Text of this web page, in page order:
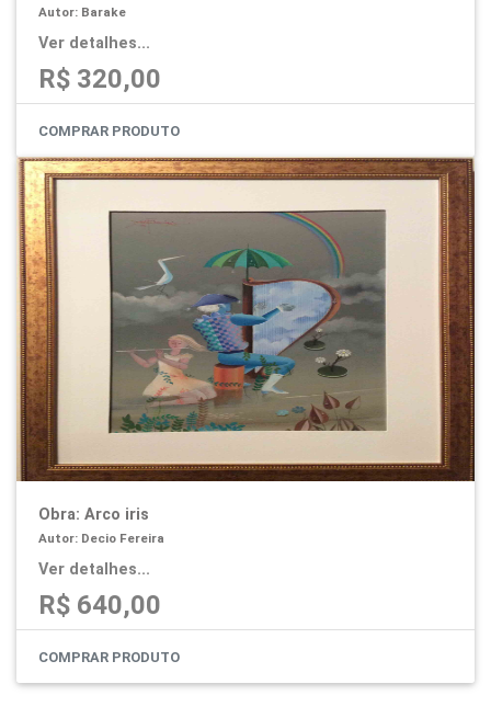
Autor: Barake
Ver detalhes...
R$ 320,00
COMPRAR PRODUTO
Obra: Arco iris
Autor: Decio Fereira
Ver detalhes...
R$ 640,00
COMPRAR PRODUTO